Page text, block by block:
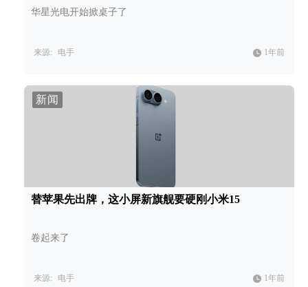
华星光电开始掀桌子了
来源: 电手 1年前
新闻
替苹果先出牌，这小屏新旗舰要硬刚小米15
卷起来了
来源: 电手 1年前